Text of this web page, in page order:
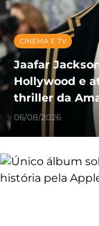
CINEMA E TV
Jaafar
Hollywood e
thriller da
06/08/2026